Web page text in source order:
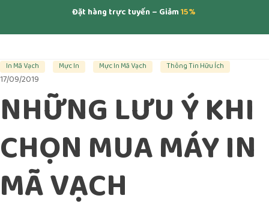
Đặt hàng trực tuyến – Giảm15%
In Mã Vạch Mực In Mực In Mã Vạch Thông Tin Hữu Ích
17/09/2019
NHỮNG LƯU Ý KHI
CHỌN MUA MÁY IN
MÃ VẠCH